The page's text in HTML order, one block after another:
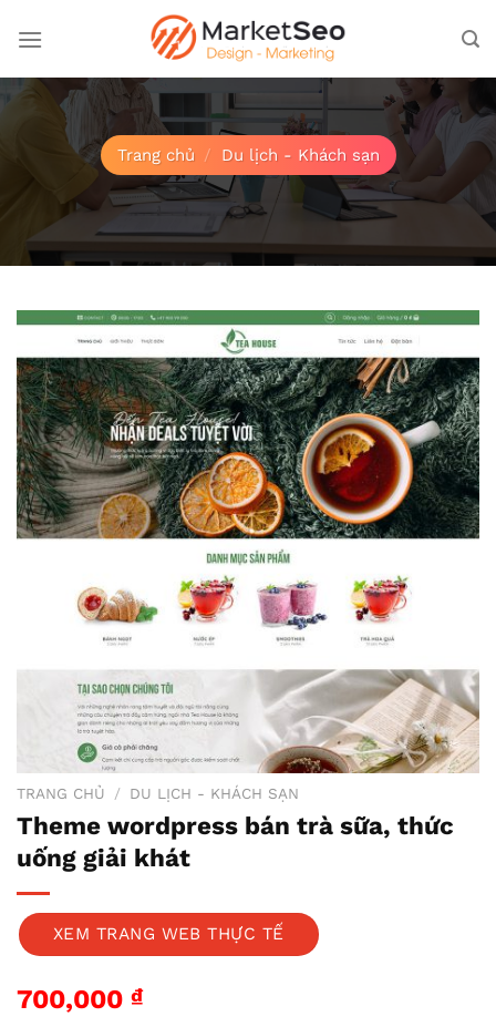
qua
dung
Trang chủ / Du lịch - Khách sạn
TRANG CHỦ / DU LỊCH - KHÁCH SẠN
Theme wordpress bán trà sữa, thức
uống giải khát
XEM TRANG WEB THỰC TẾ
700,000 ₫